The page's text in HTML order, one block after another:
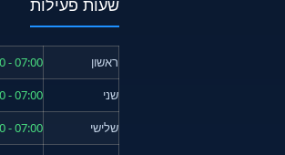
ראשון
07:00 - 20:00
שני
07:00 - 20:00
שלישי
07:00 - 20:00